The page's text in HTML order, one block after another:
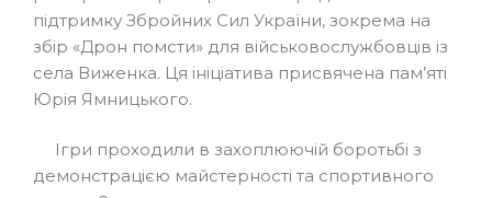
підтримку Збройних Сил України, зокрема на
збір «Дрон помсти» для військовослужбовців із
села Виженка. Ця ініціатива присвячена пам’яті
Юрія Ямницького.
Ігри проходили в захоплюючій боротьбі з
демонстрацією майстерності та спортивного